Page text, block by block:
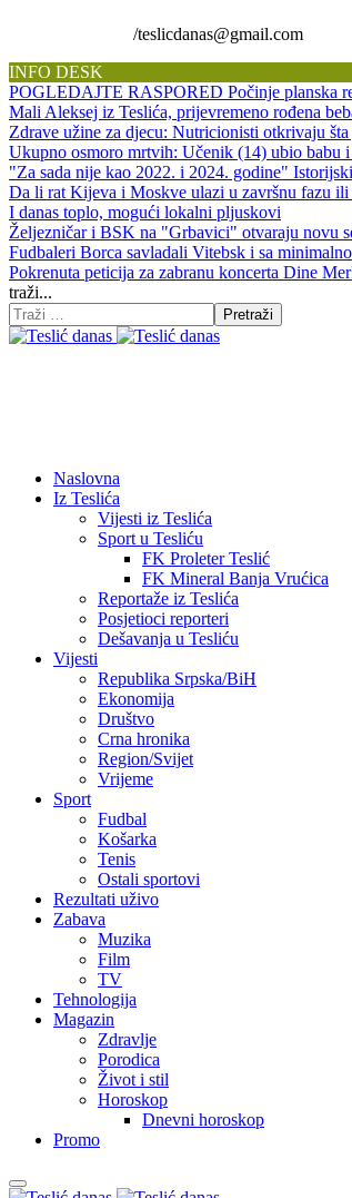
/teslicdanas@gmail.com
INFO DESK
POGLEDAJTE RASPORED Počinje planska
Mali Aleksej iz Teslića, prijevremeno rođena
Zdrave užine za djecu: Nutricionisti otkrivaju
Ukupno osmoro mrtvih: Učenik (14) ubio babu
"Za sada nije kao 2022. i 2024. godine"
Da li rat Kijeva i Moskve ulazi u završnu fazu
I danas toplo, mogući lokalni pljuskovi
Željezničar i BSK na "Grbavici" otvaraju novu
Fudbaleri Borca savladali Vitebsk i sa
Pokrenuta peticija za zabranu koncerta Dine
traži...
Pretraži
Naslovna
Iz Teslića
Vijesti iz Teslića
Sport u Tesliću
FK Proleter Teslić
FK Mineral Banja Vrućica
Reportaže iz Teslića
Posjetioci reporteri
Dešavanja u Tesliću
Vijesti
Republika Srpska/BiH
Ekonomija
Društvo
Crna hronika
Region/Svijet
Vrijeme
Sport
Fudbal
Košarka
Tenis
Ostali sportovi
Rezultati uživo
Zabava
Muzika
Film
TV
Tehnologija
Magazin
Zdravlje
Porodica
Život i stil
Horoskop
Dnevni horoskop
Promo